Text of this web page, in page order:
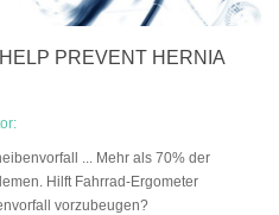
PREVENT HERNIA
... Mehr als 70% der
Hilft Fahrrad-Ergometer
vorzubeugen?